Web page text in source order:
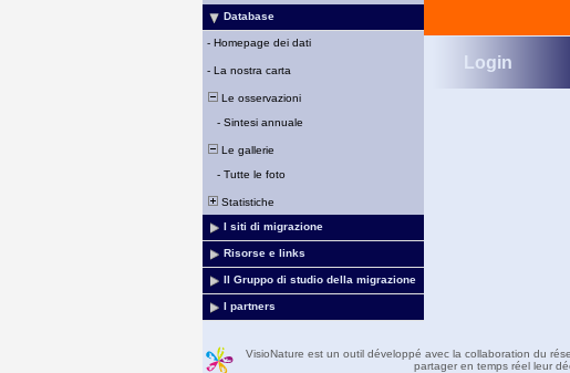
Database
- Homepage dei dati
- La nostra carta
Le osservazioni
- Sintesi annuale
Le gallerie
- Tutte le foto
Statistiche
I siti di migrazione
Risorse e links
Il Gruppo di studio della migrazione
I partners
Login
VisioNature est un outil développé avec la collaboration du
partager en temps réel leur